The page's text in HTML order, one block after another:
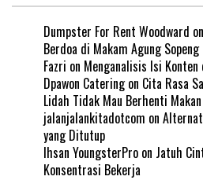
Dumpster For Rent Woodward on
Berdoa di Makam Agung
Fazri on Menganalisis Isi Konten
Dpawon Cateringon Cita Rasa
Lidah Tidak Mau Berhenti Makan
jalanjalankitadotcom on
yang Ditutup
Ihsan YoungsterPro on Jatuh
Konsentrasi Bekerja